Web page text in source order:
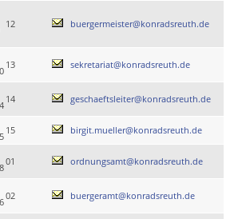
12 buergermeister@konradsreuth.de
13 sekretariat@konradsreuth.de
14 geschaeftsleiter@konradsreuth.de
15 birgit.mueller@konradsreuth.de
01 ordnungsamt@konradsreuth.de
02 buergeramt@konradsreuth.de